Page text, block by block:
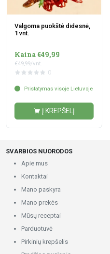
Valgoma puokštė didesnė,
1 vnt.
Kaina €49,99
€49,99/vnt.
0
Pristatymas visoje Lietuvoje
Į KREPŠELĮ
SVARBIOS NUORODOS
Apie mus
Kontaktai
Mano paskyra
Mano prekės
Mūsų receptai
Parduotuvė
Pirkinių krepšelis